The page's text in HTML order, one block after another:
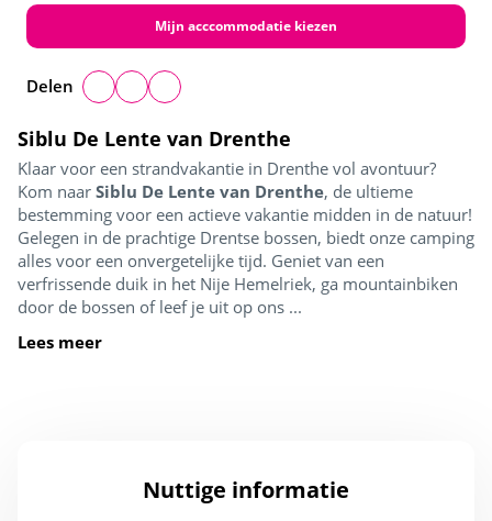
Siblu De Lente van Drenthe
Klaar voor een strandvakantie in Drenthe vol avontuur?
Kom naar Siblu De Lente van Drenthe, de ultieme
bestemming voor een actieve vakantie midden in de natuur!
Gelegen in de prachtige Drentse bossen, biedt onze camping
alles voor een onvergetelijke tijd. Geniet van een
verfrissende duik in het Nije Hemelriek, ga mountainbiken
door de bossen of leef je uit op ons ...
Lees meer
Mijn acccommodatie kiezen
Delen
Nuttige informatie